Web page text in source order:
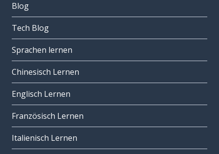
Blog
Tech Blog
Sprachen lernen
Chinesisch Lernen
Englisch Lernen
Französisch Lernen
Italienisch Lernen